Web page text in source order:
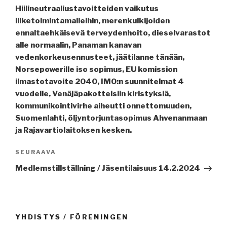
Hiilineutraaliustavoitteiden vaikutus
liiketoimintamalleihin, merenkulkijoiden
ennaltaehkäisevä terveydenhoito, dieselvarastot
alle normaalin, Panaman kanavan
vedenkorkeusennusteet, jäätilanne tänään,
Norsepowerille iso sopimus, EU komission
ilmastotavoite 2040, IMO:n suunnitelmat 4
vuodelle, Venäjäpakotteisiin kiristyksiä,
kommunikointivirhe aiheutti onnettomuuden,
Suomenlahti, öljyntorjuntasopimus Ahvenanmaan
ja Rajavartiolaitoksen kesken.
Seuraava
artikkeli
SEURAAVA
Medlemstillställning / Jäsentilaisuus 14.2.2024
YHDISTYS / FÖRENINGEN